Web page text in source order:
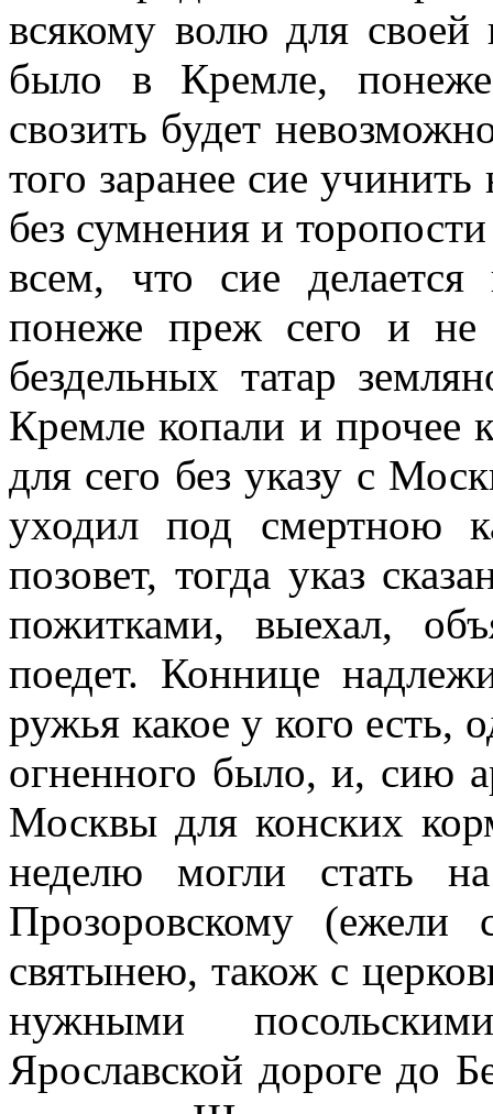
всякому волю для
было в Кремле,
свозить будет
того заранее сие
без сумнения и
всем, что сие делается
понеже преж сего и не
бездельных татар
Кремле копали и прочее
для сего без указу с
уходил под смертною
позовет, тогда указ
пожитками, выехал,
поедет. Коннице
ружья какое у кого есть,
огненного было, и, сию
Москвы для конских
неделю могли стать
Прозоровскому
святынею, також с
нужными
Ярославской дороге до